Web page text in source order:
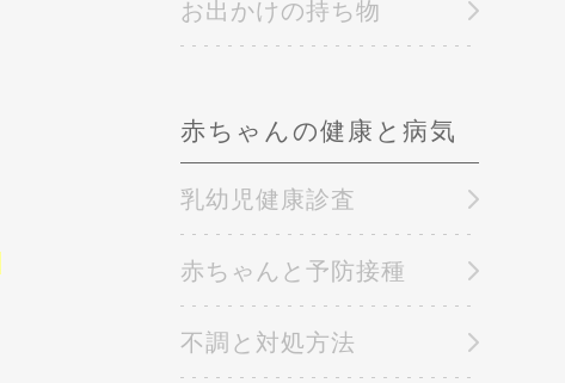
お出かけの持ち物
赤ちゃんの健康と病気
乳幼児健康診査
赤ちゃんと予防接種
不調と対処方法